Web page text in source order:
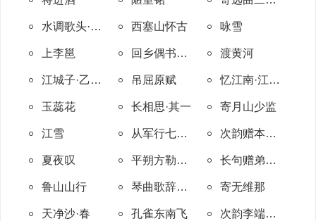
水调歌头·明月几时有 西塞山怀古 咏雪
上李邕 回乡偶书二首·其一 渡黄河
江城子·乙卯正月二十日夜记梦 吊屈原赋 忆江南·江南好
玉蕊花 长相思·其一 寄月山少监
江雪 从军行七首·其四 次韵赠本兰亭上人
夏夜叹 平朔方勒石贺兰山之作 其三 长句赠弟邦达主簿
鲁山山行 琴曲歌辞。蔡氏五弄。幽居弄 寄无维那
天净沙·春 孔雀东南飞 次韵李端叔谢送牛戬鸳鸯竹石图